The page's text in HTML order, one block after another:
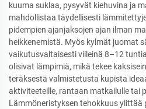
kuuma suklaa, pysyvät kiehuvina ja
mahdollistaa täydellisesti
pidempien ajanjaksojen ajan ilman
heikkenemistä. Myös kylmät juomat
vaikutusvaltaisesti viileinä 8–12
olisivat lämpimiä, mikä tekee
teräksestä valmistetusta kupista
aktiviteeteille, rantaan matkailulle tai
Lämmöneristyksen tehokkuus ylittää